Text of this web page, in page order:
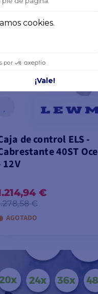
de control ELS -
40ST
12V
€
€
AGOTADO
AÑADIR A LA